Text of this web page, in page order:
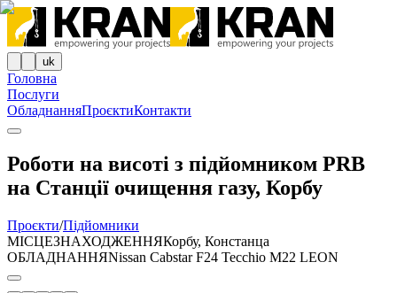
uk
Головна
Послуги
ОбладнанняПроєктиКонтакти
Роботи на висоті з підйомником PRB
на Станції очищення газу, Корбу
Проєкти/Підйомники
МІСЦЕЗНАХОДЖЕННЯКорбу, Констанца
ОБЛАДНАННЯNissan Cabstar F24 Tecchio M22 LEON